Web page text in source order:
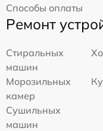
Способы оплаты
Ремонт
Стиральных
машин
Морозильных
камер
Сушильных
машин